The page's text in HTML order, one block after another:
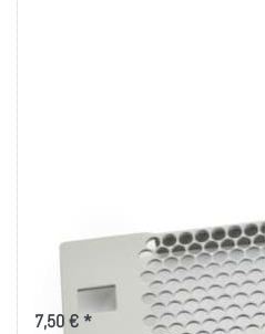
19 Zoll perforierte
Blindplatten mit
Kunstoffclips
7,50 € *